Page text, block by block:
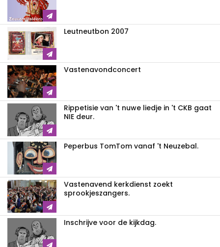
Leutneutbon 2007
Vastenavondconcert
Rippetisie van 't nuwe liedje in 't CKB gaat
NIE deur.
Peperbus TomTom vanaf 't Neuzebal.
Vastenavend kerkdienst zoekt
sprookjeszangers.
Inschrijve voor de kijkdag.